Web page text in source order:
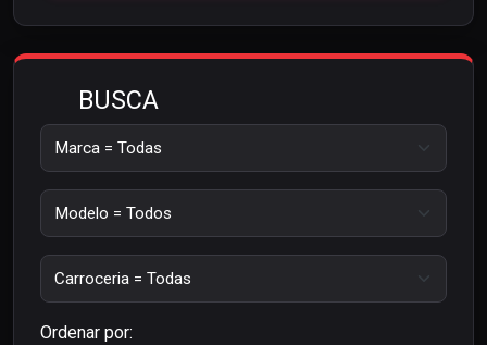
BUSCA
Ordenar por: